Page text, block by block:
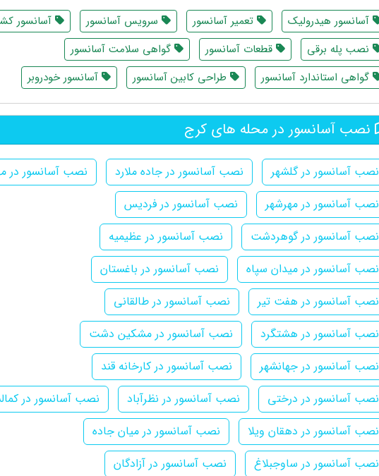
آسانسور هیدرولیک تعمیر آسانسور سرویس آسانسور
آسانسور
نصب پله برقی
قطعات آسانسور
گواهی سلامت آسانسور
گواهی استاندارد آسانسور
طراحی کابین آسانسور آسانسور خودروبر
نصب آسانسور در محله های کرج
نصب آسانسور در گلشهر نصب آسانسور در جاده ملارد
نصب آسانسور در
نصب آسانسور در مهرشهر
نصب آسانسور در فردیس
نصب آسانسور در گوهردشت
نصب آسانسور در عظیمیه
نصب آسانسور در میدان سپاه
نصب آسانسور در باغستان
نصب آسانسور در هفت تیر
نصب آسانسور در طالقانی
نصب آسانسور در هشتگرد
نصب آسانسور در مشکین دشت
نصب آسانسور در جهانشهر
نصب آسانسور در کارخانه قند
نصب آسانسور در درختی
نصب آسانسور در نظرآباد
نصب آسانسور در
نصب آسانسور در دهقان ویلا
نصب آسانسور در میان جاده
نصب آسانسور در ساوجبلاغ
نصب آسانسور در آزادگان